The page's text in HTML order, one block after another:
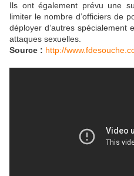
Ils ont également prévu une
limiter le nombre d’officiers de
déployer d’autres spécialement
attaques sexuelles.
Source : http://